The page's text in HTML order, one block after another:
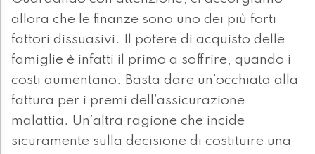
allora che le finanze sono uno dei più forti
fattori dissuasivi. Il potere di acquisto delle
famiglie è infatti il primo a soffrire, quando i
costi aumentano. Basta dare un’occhiata alla
fattura per i premi dell’assicurazione
malattia. Un’altra ragione che incide
sicuramente sulla decisione di costituire una